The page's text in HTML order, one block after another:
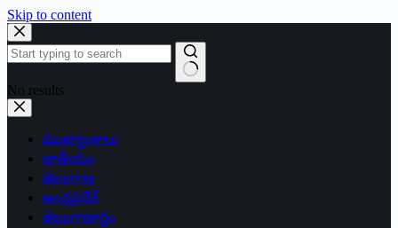
Skip to content
No results
ముఖ్యాంశాలు
జాతీయం
తెలంగాణ
ఆంధ్రప్రదేశ్
తెలంగాణార్థం